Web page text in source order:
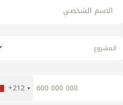
المشروع
+212